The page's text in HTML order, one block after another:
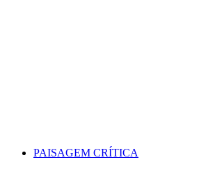
PAISAGEM CRÍTICA